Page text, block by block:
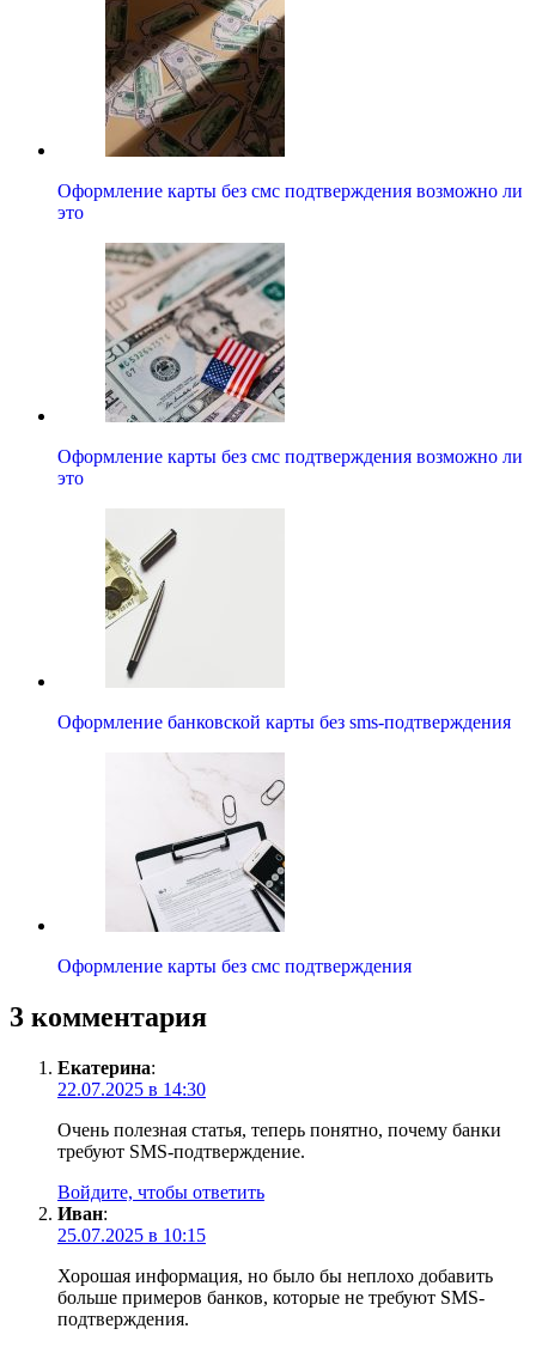
Оформление карты без смс подтверждения возможно ли
это
Оформление карты без смс подтверждения возможно ли
это
Оформление банковской карты без sms-подтверждения
Оформление карты без смс подтверждения
3 комментария
Екатерина:
22.07.2025 в 14:30
Очень полезная статья, теперь понятно, почему банки
требуют SMS-подтверждение.
Войдите, чтобы ответить
Иван:
25.07.2025 в 10:15
Хорошая информация, но было бы неплохо добавить
больше примеров банков, которые не требуют SMS-
подтверждения.